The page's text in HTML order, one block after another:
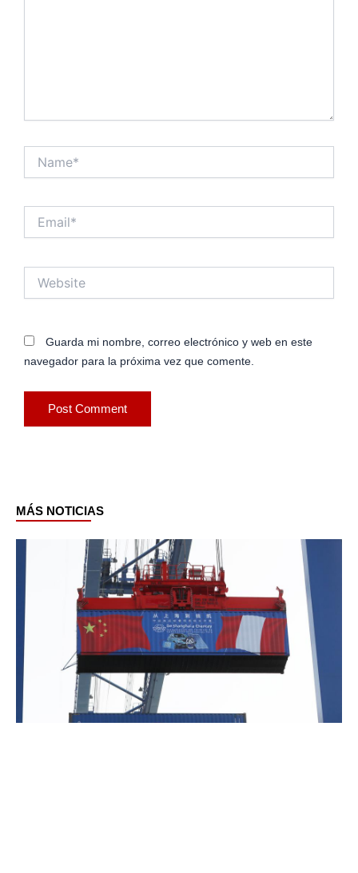
Guarda mi nombre, correo electrónico y web en este
navegador para la próxima vez que comente.
MÁS NOTICIAS
Page Page PagePage